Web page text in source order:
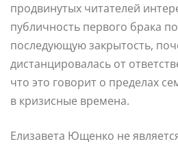
продвинутых читателей
публичность первого брака
последующую закрытость,
дистанцировалась от
что это говорит о пределах
в кризисные времена.
Елизавета Ющенко не